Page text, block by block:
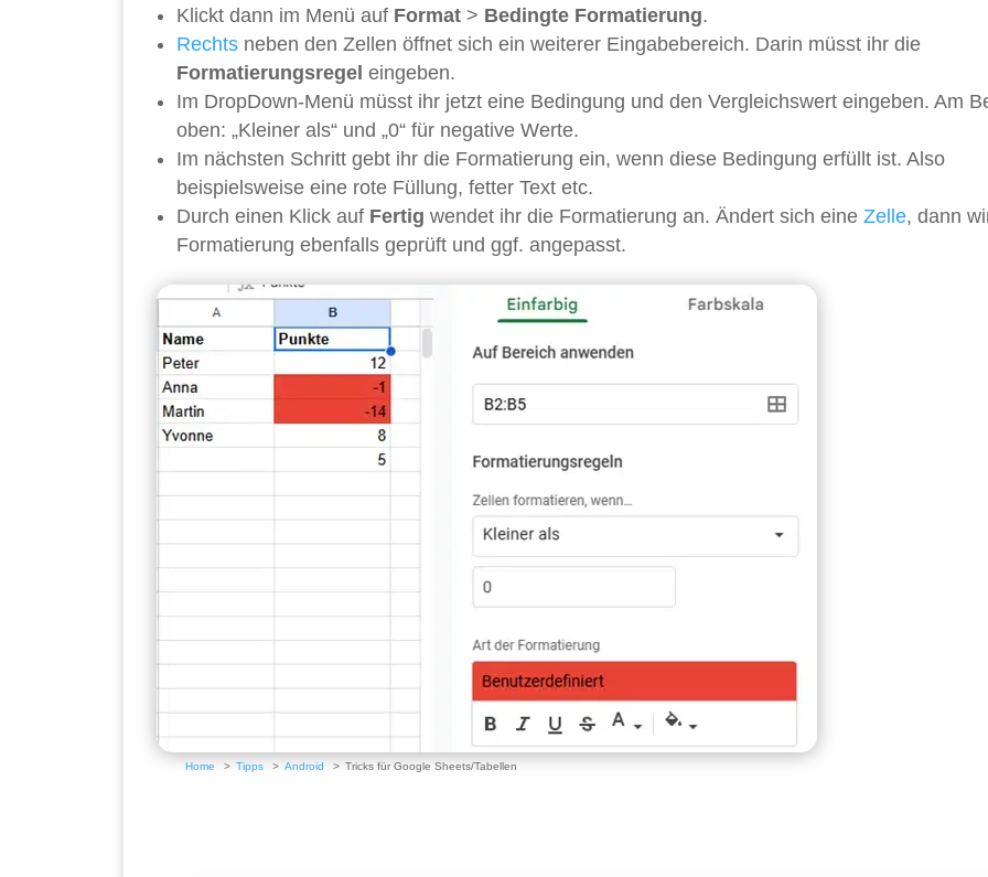
Klickt dann im Menü auf Format > Bedingte Formatierung.
Rechts neben den Zellen öffnet sich ein weiterer Eingabebereich. Darin müsst ihr die
Formatierungsregel eingeben.
Im DropDown-Menü müsst ihr jetzt eine Bedingung und den Vergleichswert eingeben. Am
oben: „Kleiner als“ und „0“ für negative Werte.
Im nächsten Schritt gebt ihr die Formatierung ein, wenn diese Bedingung erfüllt ist. Also
beispielsweise eine rote Füllung, fetter Text etc.
Durch einen Klick auf Fertig wendet ihr die Formatierung an. Ändert sich eine Zelle, dann
Formatierung ebenfalls geprüft und ggf. angepasst.
Home Tipps Android Tricks für Google Sheets/Tabellen